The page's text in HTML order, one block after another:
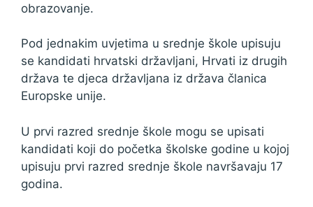
obrazovanje.
Pod jednakim uvjetima u srednje škole upisuju
se kandidati hrvatski državljani, Hrvati iz drugih
država te djeca državljana iz država članica
Europske unije.
U prvi razred srednje škole mogu se upisati
kandidati koji do početka školske godine u kojoj
upisuju prvi razred srednje škole navršavaju 17
godina.